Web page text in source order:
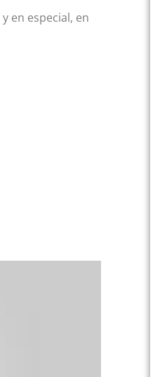
y en especial, en